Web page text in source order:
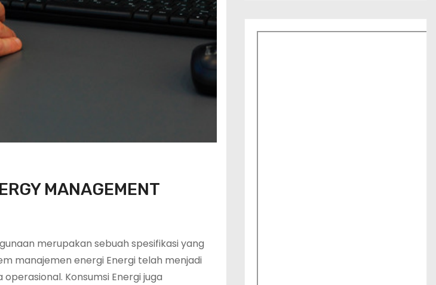
MANAGEMENT
merupakan sebuah spesifikasi yang
manajemen energi Energi telah menjadi
Konsumsi Energi juga